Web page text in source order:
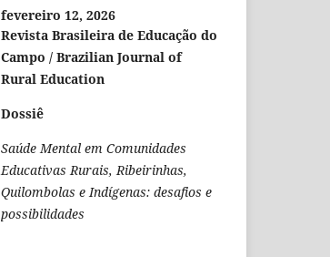
fevereiro 12, 2026
Revista Brasileira de Educação do
Campo / Brazilian Journal of
Rural Education
Dossiê
Saúde Mental em Comunidades
Educativas Rurais, Ribeirinhas,
Quilombolas e Indígenas: desafios e
possibilidades